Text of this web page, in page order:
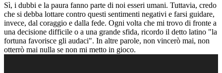
Sì, i dubbi e la paura fanno parte di noi esseri umani. Tuttavia, credo
che si debba lottare contro questi sentimenti negativi e farsi guidare,
invece, dal coraggio e dalla fede. Ogni volta che mi trovo di fronte a
una decisione difficile o a una grande sfida, ricordo il detto latino "la
fortuna favorisce gli audaci". In altre parole, non vincerò mai, non
otterrò mai nulla se non mi metto in gioco.